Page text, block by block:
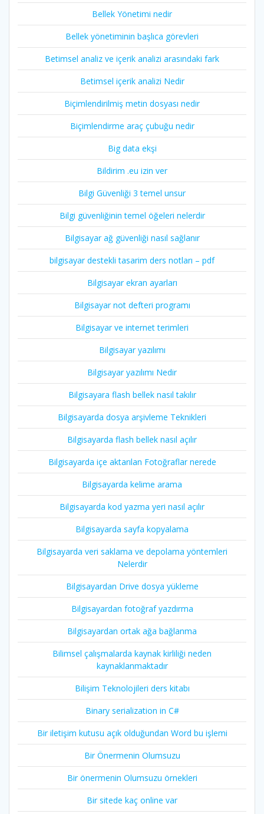
Bellek Yönetimi nedir
Bellek yönetiminin başlıca görevleri
Betimsel analiz ve içerik analizi arasındaki fark
Betimsel içerik analizi Nedir
Biçimlendirilmiş metin dosyası nedir
Biçimlendirme araç çubuğu nedir
Big data ekşi
Bildirim .eu izin ver
Bilgi Güvenliği 3 temel unsur
Bilgi güvenliğinin temel öğeleri nelerdir
Bilgisayar ağ güvenliği nasıl sağlanır
bilgisayar destekli tasarim ders notları – pdf
Bilgisayar ekran ayarları
Bilgisayar not defteri programı
Bilgisayar ve internet terimleri
Bilgisayar yazılımı
Bilgisayar yazılımı Nedir
Bilgisayara flash bellek nasıl takılır
Bilgisayarda dosya arşivleme Teknikleri
Bilgisayarda flash bellek nasıl açılır
Bilgisayarda içe aktarılan Fotoğraflar nerede
Bilgisayarda kelime arama
Bilgisayarda kod yazma yeri nasıl açılır
Bilgisayarda sayfa kopyalama
Bilgisayarda veri saklama ve depolama yöntemleri
Nelerdir
Bilgisayardan Drive dosya yükleme
Bilgisayardan fotoğraf yazdırma
Bilgisayardan ortak ağa bağlanma
Bilimsel çalışmalarda kaynak kirliliği neden
kaynaklanmaktadır
Bilişim Teknolojileri ders kitabı
Binary serialization in C#
Bir iletişim kutusu açık olduğundan Word bu işlemi
Bir Önermenin Olumsuzu
Bir önermenin Olumsuzu örnekleri
Bir sitede kaç online var